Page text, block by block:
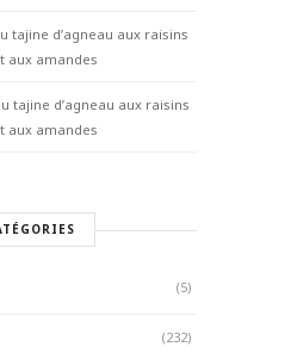
tajine d’agneau aux raisins
aux amandes
tajine d’agneau aux raisins
aux amandes
(5)
(232)